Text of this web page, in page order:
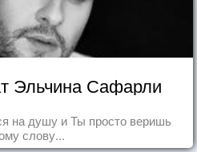
Эльчина Сафарли
на душу и Ты просто веришь
слову...